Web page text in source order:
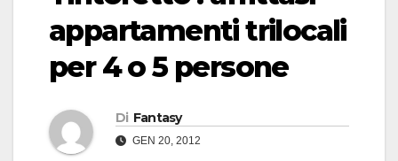
appartamenti trilocali
per 4 o 5 persone
Di Fantasy
GEN 20, 2012